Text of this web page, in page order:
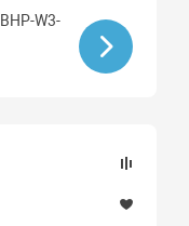
W3-